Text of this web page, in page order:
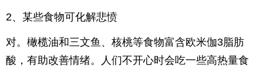
2、某些食物可化解悲愤
对。橄榄油和三文鱼、核桃等食物富含欧米伽3脂肪
酸，有助改善情绪。人们不开心时会吃一些高热量食